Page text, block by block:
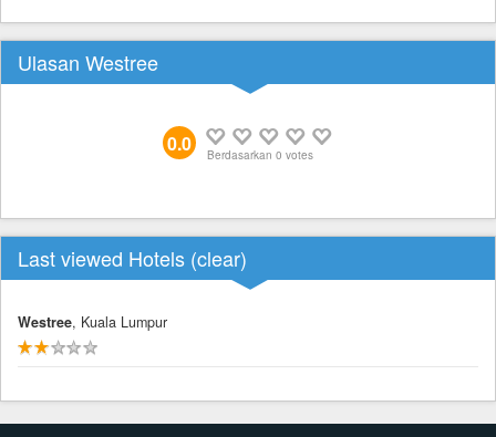
Ulasan Westree
0.0 Berdasarkan 0 votes
Last viewed Hotels (clear)
Westree, Kuala Lumpur